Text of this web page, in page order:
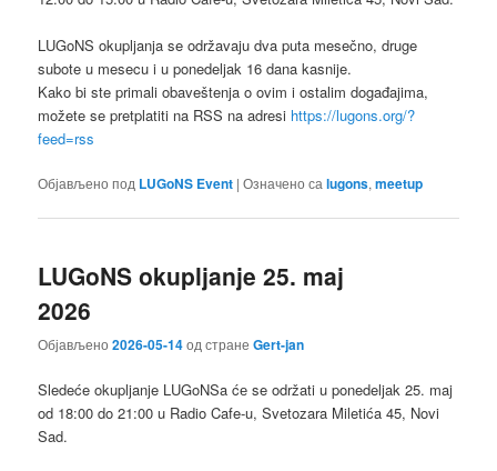
LUGoNS okupljanja se održavaju dva puta mesečno, druge
subote u mesecu i u ponedeljak 16 dana kasnije.
Kako bi ste primali obaveštenja o ovim i ostalim događajima,
možete se pretplatiti na RSS na adresi https://lugons.org/?
feed=rss
Објављено под LUGoNS Event |Означено саlugons,meetup
LUGoNS okupljanje 25. maj
2026
Објављено2026-05-14од странеGert-jan
Sledeće okupljanje LUGoNSa ćе se održati u ponedeljak 25. maj
od 18:00 do 21:00 u Radio Cafe-u, Svetozara Miletića 45, Novi
Sad.